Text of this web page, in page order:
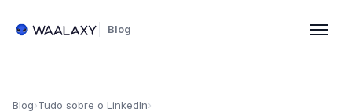
Blog
Blog›Tudo sobre o LinkedIn›